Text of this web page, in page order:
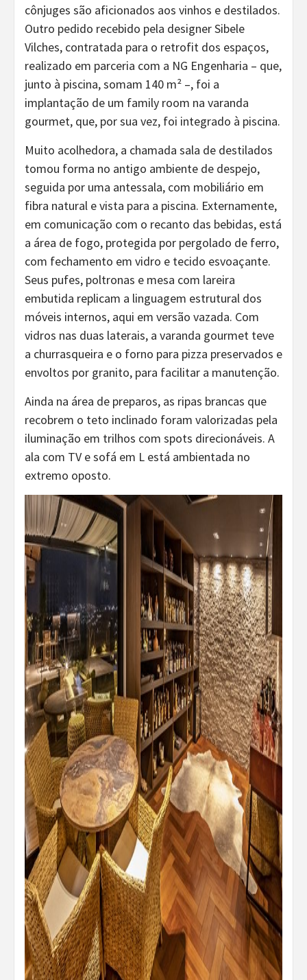
cônjuges são aficionados aos vinhos e destilados.
Outro pedido recebido pela designer Sibele
Vilches, contratada para o retrofit dos espaços,
realizado em parceria com a NG Engenharia – que,
junto à piscina, somam 140 m² –, foi a
implantação de um family room na varanda
gourmet, que, por sua vez, foi integrado à piscina.
Muito acolhedora, a chamada sala de destilados
tomou forma no antigo ambiente de despejo,
seguida por uma antessala, com mobiliário em
fibra natural e vista para a piscina. Externamente,
em comunicação com o recanto das bebidas, está
a área de fogo, protegida por pergolado de ferro,
com fechamento em vidro e tecido esvoaçante.
Seus pufes, poltronas e mesa com lareira
embutida replicam a linguagem estrutural dos
móveis internos, aqui em versão vazada. Com
vidros nas duas laterais, a varanda gourmet teve
a churrasqueira e o forno para pizza preservados e
envoltos por granito, para facilitar a manutenção.
Ainda na área de preparos, as ripas brancas que
recobrem o teto inclinado foram valorizadas pela
iluminação em trilhos com spots direcionáveis. A
ala com TV e sofá em L está ambientada no
extremo oposto.